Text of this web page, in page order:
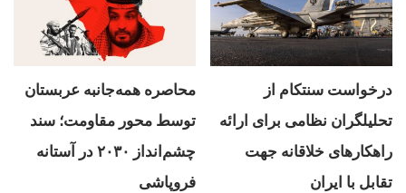
قفل خواهد کرد و آمریکا را ناچار می‌سازد تا برای
حفظ موازنه قدرت در منطقه و جلوگیری از تسلط
چین بر این صنعت، به بازدارندگی در برابر پکن
ادامه دهد./اکونومیست
آسیا دونالد ترامپ
درخواست سنتکام از
تحلیلگران نظامی برای ارائه
راهکارهای خلاقانه جهت
تقابل با ایران
محاصره همه‌جانبه عربستان
توسط محور مقاومت؛ سند
چشم‌انداز ۲۰۳۰ در آستانه
فروپاشی